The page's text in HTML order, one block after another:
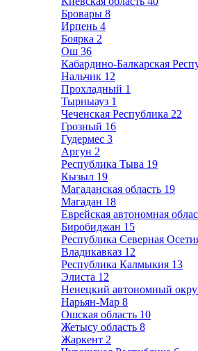
Бровары 8
Ирпень 4
Боярка 2
Ош 36
Кабардино-Балкарская
Нальчик 12
Прохладный 1
Тырныауз 1
Чеченская Республика 22
Грозный 16
Гудермес 3
Аргун 2
Республика Тыва 19
Кызыл 19
Магаданская область 19
Магадан 18
Еврейская автономная
Биробиджан 15
Республика Северная
Владикавказ 12
Республика Калмыкия 13
Элиста 12
Ненецкий автономный
Нарьян-Мар 8
Ошская область 10
Жетысу область 8
Жаркент 2